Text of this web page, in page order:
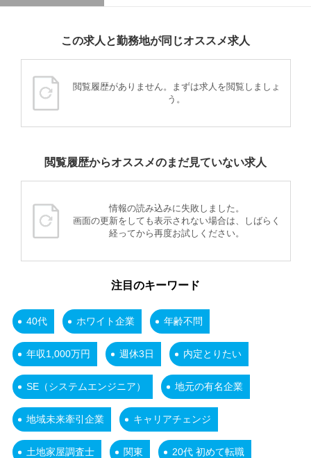
この求人と勤務地が同じオススメ求人
閲覧履歴がありません。まずは求人を閲覧しましょ
う。
閲覧履歴からオススメのまだ見ていない求人
情報の読み込みに失敗しました。
画面の更新をしても表示されない場合は、しばらく
経ってから再度お試しください。
注目のキーワード
40代 ホワイト企業 年齢不問
年収1,000万円 週休3日 内定とりたい
SE（システムエンジニア） 地元の有名企業
地域未来牽引企業 キャリアチェンジ
土地家屋調査士 関東 20代 初めて転職